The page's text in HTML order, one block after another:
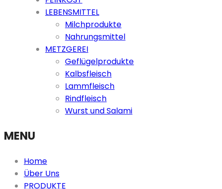
LEBENSMITTEL
Milchprodukte
Nahrungsmittel
METZGEREI
Geflügelprodukte
Kalbsfleisch
Lammfleisch
Rindfleisch
Wurst und Salami
MENU
Home
Über Uns
PRODUKTE